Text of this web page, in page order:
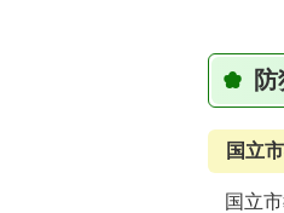
国立
国立